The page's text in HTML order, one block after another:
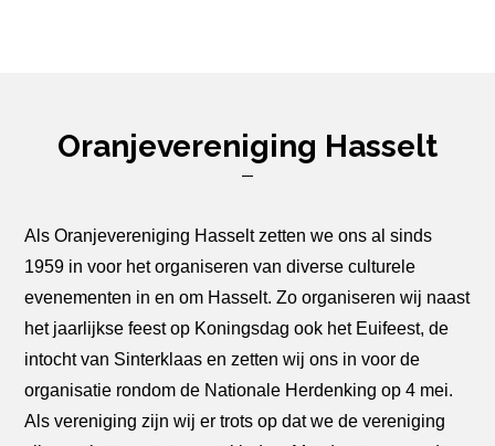
Oranjevereniging Hasselt
Als Oranjevereniging Hasselt zetten we ons al sinds
1959 in voor het organiseren van diverse culturele
evenementen in en om Hasselt. Zo organiseren wij naast
het jaarlijkse feest op Koningsdag ook het Euifeest, de
intocht van Sinterklaas en zetten wij ons in voor de
organisatie rondom de Nationale Herdenking op 4 mei.
Als vereniging zijn wij er trots op dat we de vereniging